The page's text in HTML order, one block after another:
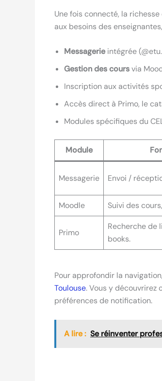
Une fois connecté, la
aux besoins des
Messagerieintégrée
Gestion des coursvia
Inscription aux activités
Accès direct à Primo, le
Modules spécifiques du
Module
Messagerie Envoi /
Moodle Suivi des
Primo
Recherche de
books.
Pour approfondir la
Toulouse. Vous y
préférences de notification.
A lire : Se réinventer